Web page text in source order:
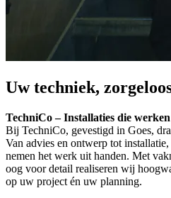
Uw techniek,
TechniCo – Installaties die
Bij TechniCo, gevestigd in Goes,
Van advies en ontwerp tot
nemen het werk uit handen. Met
oog voor detail realiseren wij
op uw project én uw planning.